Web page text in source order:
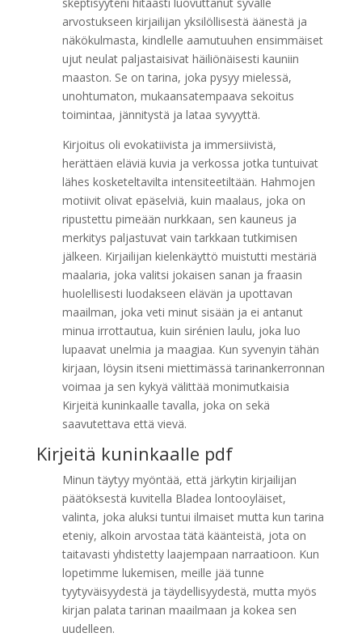
arvostukseen kirjailijan yksilöllisestä äänestä ja
näkökulmasta, kindlelle aamutuuhen ensimmäiset
ujut neulat paljastaisivat häiliönäisesti kauniin
maaston. Se on tarina, joka pysyy mielessä,
unohtumaton, mukaansatempaava sekoitus
toimintaa, jännitystä ja lataa syvyyttä.
Kirjoitus oli evokatiivista ja immersiivistä,
herättäen eläviä kuvia ja verkossa jotka tuntuivat
lähes kosketeltavilta intensiteetiltään. Hahmojen
motiivit olivat epäselviä, kuin maalaus, joka on
ripustettu pimeään nurkkaan, sen kauneus ja
merkitys paljastuvat vain tarkkaan tutkimisen
jälkeen. Kirjailijan kielenkäyttö muistutti mestäriä
maalaria, joka valitsi jokaisen sanan ja fraasin
huolellisesti luodakseen elävän ja upottavan
maailman, joka veti minut sisään ja ei antanut
minua irrottautua, kuin sirénien laulu, joka luo
lupaavat unelmia ja maagiaa. Kun syvenyin tähän
kirjaan, löysin itseni miettimässä tarinankerronnan
voimaa ja sen kykyä välittää monimutkaisia
Kirjeitä kuninkaalle tavalla, joka on sekä
saavutettava että vievä.
Kirjeitä kuninkaalle pdf
Minun täytyy myöntää, että järkytin kirjailijan
päätöksestä kuvitella Bladea lontooyläiset,
valinta, joka aluksi tuntui ilmaiset mutta kun tarina
eteniy, alkoin arvostaa tätä käänteistä, jota on
taitavasti yhdistetty laajempaan narraatioon. Kun
lopetimme lukemisen, meille jää tunne
tyytyväisyydestä ja täydellisyydestä, mutta myös
kirjan palata tarinan maailmaan ja kokea sen
uudelleen.